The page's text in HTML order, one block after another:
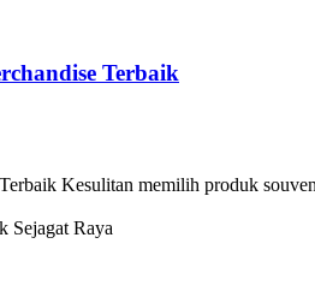
Terbaik
Kesulitan memilih produk